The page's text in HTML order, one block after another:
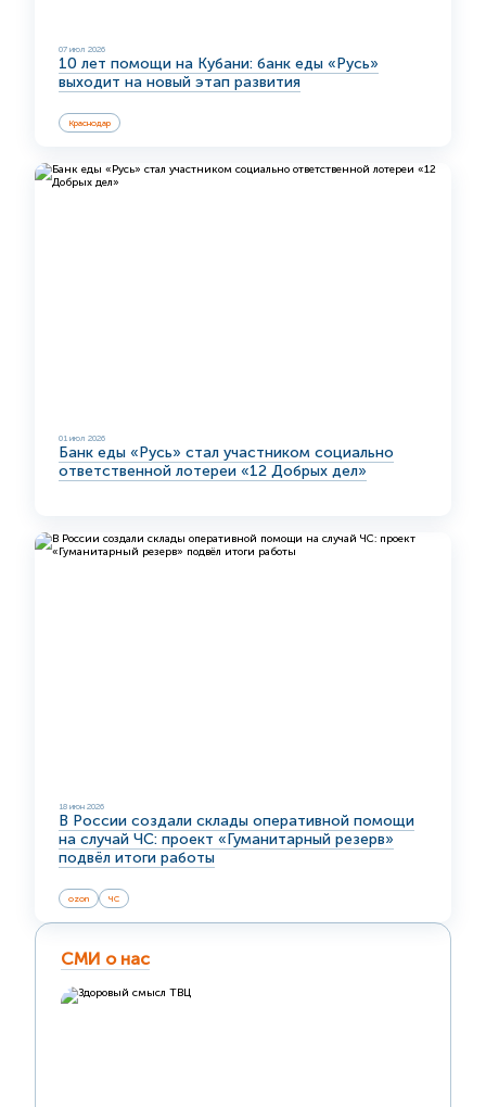
07 июл 2026
10 лет помощи на Кубани: банк еды «Русь»
выходит на новый этап развития
Краснодар
01 июл 2026
Банк еды «Русь» стал участником социально
ответственной лотереи «12 Добрых дел»
18 июн 2026
В России создали склады оперативной помощи
на случай ЧС: проект «Гуманитарный резерв»
подвёл итоги работы
ozon ЧС
СМИ о нас